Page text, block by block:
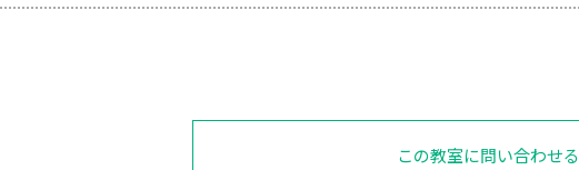
この教室に問い合わせる